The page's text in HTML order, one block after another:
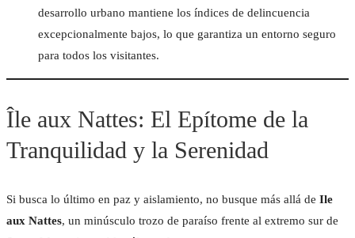
desarrollo urbano mantiene los índices de delincuencia
excepcionalmente bajos, lo que garantiza un entorno seguro
para todos los visitantes.
Île aux Nattes: El Epítome de la
Tranquilidad y la Serenidad
Si busca lo último en paz y aislamiento, no busque más allá de Ile
aux Nattes, un minúsculo trozo de paraíso frente al extremo sur de